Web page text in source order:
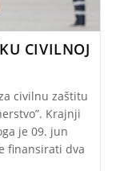
CIVILNOJ
civilnu zaštitu
Krajnji
je 09. jun
finansirati dva